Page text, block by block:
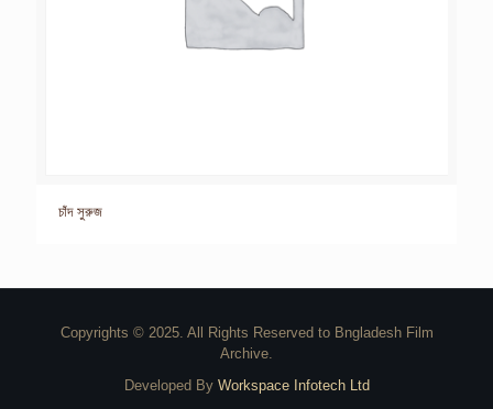
চাঁদ সুরুজ
Copyrights © 2025. All Rights Reserved to Bngladesh Film
Archive.
Developed By Workspace Infotech Ltd